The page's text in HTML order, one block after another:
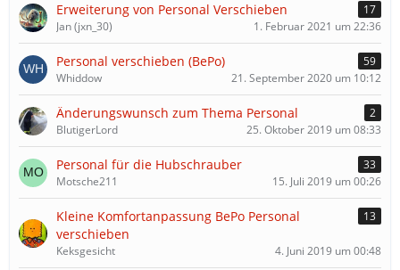
Erweiterung von Personal Verschieben
17
Jan (jxn_30)
1. Februar 2021 um 22:36
Personal verschieben (BePo)
59
Whiddow
21. September 2020 um 10:12
Änderungswunsch zum Thema Personal
2
BlutigerLord
25. Oktober 2019 um 08:33
Personal für die Hubschrauber
33
Motsche211
15. Juli 2019 um 00:26
Kleine Komfortanpassung BePo Personal
verschieben
13
Keksgesicht 4. Juni 2019 um 00:48